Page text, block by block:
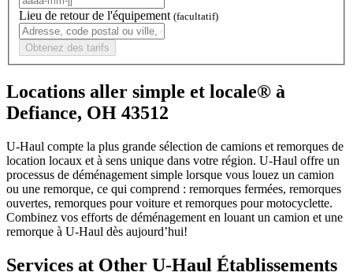
Lieu de retour de l'équipement (facultatif)
Obtenez des tarifs
Locations aller simple et locale® à
Defiance, OH 43512
U-Haul compte la plus grande sélection de camions et remorques de
location locaux et à sens unique dans votre région. U-Haul offre un
processus de déménagement simple lorsque vous louez un camion
ou une remorque, ce qui comprend : remorques fermées, remorques
ouvertes, remorques pour voiture et remorques pour motocyclette.
Combinez vos efforts de déménagement en louant un camion et une
remorque à U-Haul dès aujourd’hui!
Services at Other U-Haul Établissements